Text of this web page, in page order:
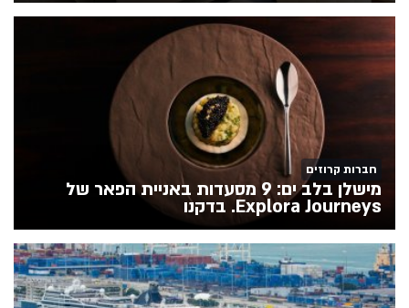
חברות קרוזים
מישלן בלב ים: 9 מסעדות באניית הפאר של
Explora Journeys. בדקנו